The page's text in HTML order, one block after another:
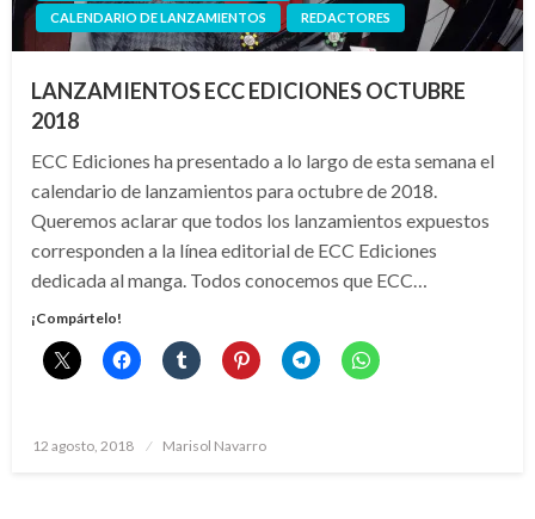
CALENDARIO DE LANZAMIENTOS
REDACTORES
LANZAMIENTOS ECC EDICIONES OCTUBRE
2018
ECC Ediciones ha presentado a lo largo de esta semana el
calendario de lanzamientos para octubre de 2018.
Queremos aclarar que todos los lanzamientos expuestos
corresponden a la línea editorial de ECC Ediciones
dedicada al manga. Todos conocemos que ECC…
¡Compártelo!
Publicado
12 agosto, 2018 Marisol Navarro